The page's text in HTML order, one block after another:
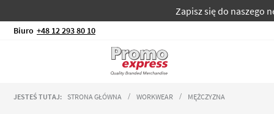
Zapisz się do naszego
Biuro +48 12 293 80 10
JESTEŚ TUTAJ: STRONA GŁÓWNA WORKWEAR MĘŻCZYZNA